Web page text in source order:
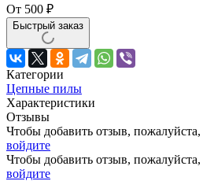
От 500 ₽
Быстрый заказ
Категории
Цепные пилы
Характеристики
Отзывы
Чтобы добавить отзыв, пожалуйста,
войдите
Чтобы добавить отзыв, пожалуйста,
войдите